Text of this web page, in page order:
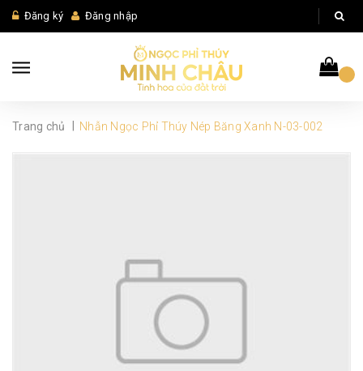
Đăng ký Đăng nhập
Trang chủ Nhẫn Ngọc Phỉ Thúy Nép Băng Xanh N-03-002